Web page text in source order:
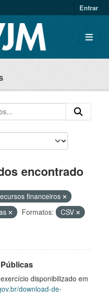
Entrar
encontrado
financeiros
Formatos:
CSV
disponibilizado em
download-de-